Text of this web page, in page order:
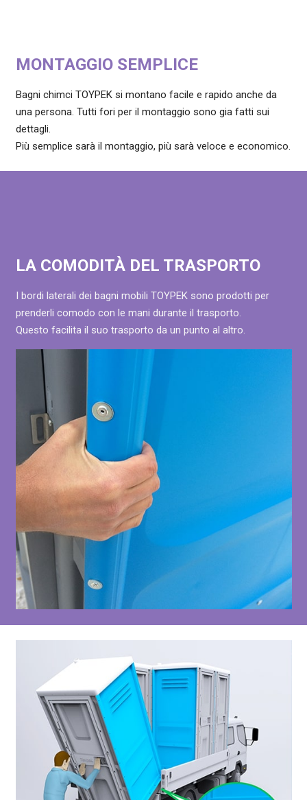
MONTAGGIO SEMPLICE
Bagni chimci TOYPEK si montano facile e rapido anche da
una persona. Tutti fori per il montaggio sono gia fatti sui
dettagli.
Più semplice sarà il montaggio, più sarà veloce e economico.
LA COMODITÀ DEL TRASPORTO
I bordi laterali dei bagni mobili TOYPEK sono prodotti per
prenderli comodo con le mani durante il trasporto.
Questo facilita il suo trasporto da un punto al altro.